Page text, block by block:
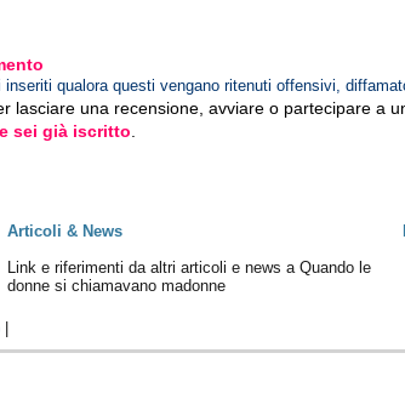
qualora questi vengano ritenuti offensivi,
lasciare una recensione, avviare o partecipare a
sei già iscritto
Articoli & News
Link e riferimenti da altri articoli e news a Quando le
donne si chiamavano madonne